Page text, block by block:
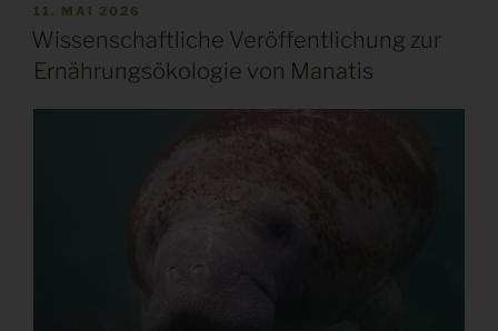
VERÖFFENTLICHT
AM
11. MAI 2026
Wissenschaftliche Veröffentlichung zur
Ernährungsökologie von Manatis